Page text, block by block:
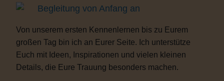
Begleitung von Anfang an
Von unserem ersten Kennenlernen bis zu Eurem
großen Tag bin ich an Eurer Seite. Ich unterstütze
Euch mit Ideen, Inspirationen und vielen kleinen
Details, die Eure Trauung besonders machen.